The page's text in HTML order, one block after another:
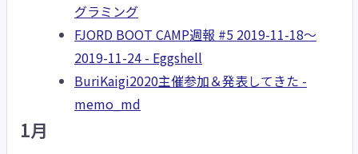
グラミング
FJORD BOOT CAMP週報 #5 2019-11-18〜
2019-11-24 - Eggshell
BuriKaigi2020主催参加＆発表してきた -
memo_md
1月